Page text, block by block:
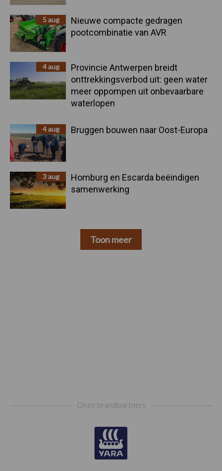
5 aug
Nieuwe compacte gedragen
pootcombinatie van AVR
4 aug
Provincie Antwerpen breidt
onttrekkingsverbod uit: geen water
meer oppompen uit onbevaarbare
waterlopen
4 aug Bruggen bouwen naar Oost-Europa
3 aug
Homburg en Escarda beëindigen
samenwerking
Toon meer
Onze brandpartners